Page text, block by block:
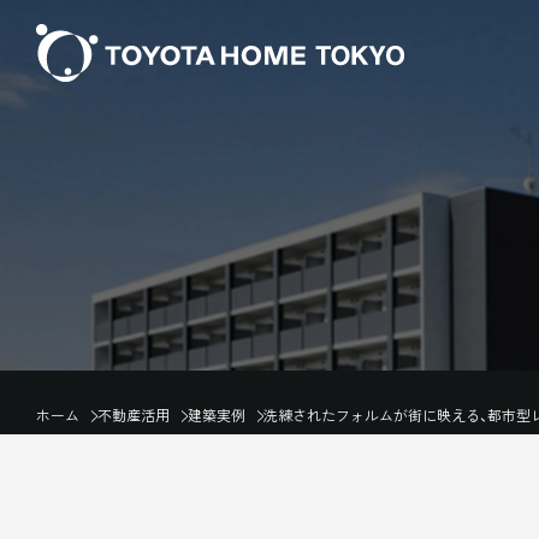
ホーム 不動産活用 建築実例 洗練されたフォルムが街に映える、都市型